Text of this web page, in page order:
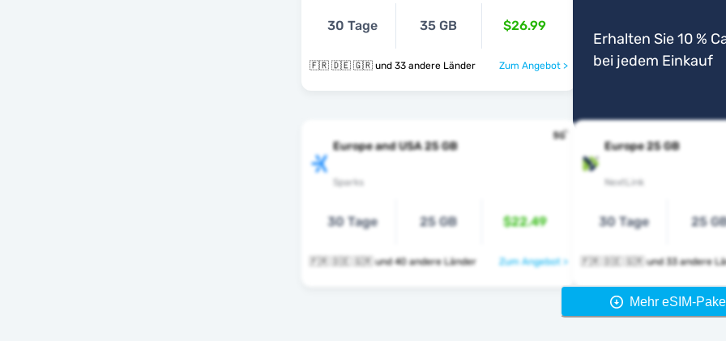
30 Tage 35 GB $26.99
🇫🇷 🇩🇪 🇬🇷 und 33 andere Länder Zum Angebot >
Erhalten Sie 10 %
bei jedem Einkauf
Europe and USA 25 GB
Sparks
30 Tage 25 GB $22.49
🇫🇷 🇩🇪 🇬🇷 und 40 andere Länder Zum Angebot >
Europe 25 GB
NextLink
30 Tage 25
🇫🇷 🇩🇪 🇬🇷 und 33 andere
Mehr eSIM-